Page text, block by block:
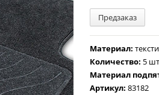
Предзаказ
Материал:
Количество: 5
Материал
Артикул:83182